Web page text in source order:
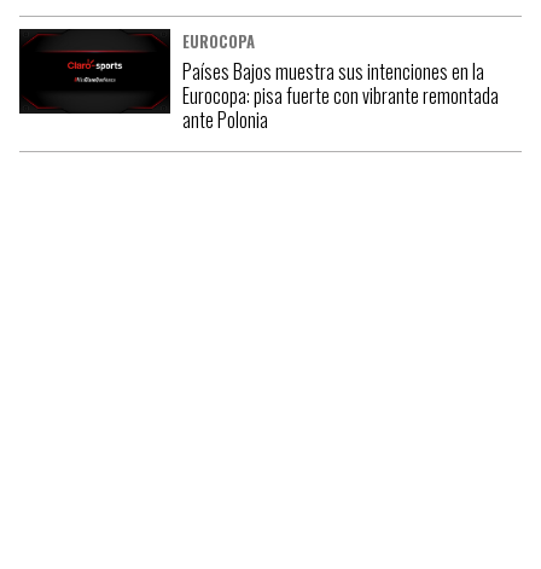
EUROCOPA
Países Bajos muestra sus intenciones en la
Eurocopa: pisa fuerte con vibrante remontada
ante Polonia